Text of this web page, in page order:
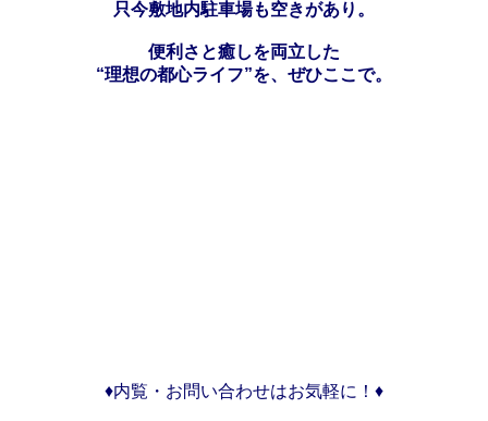
只今敷地内駐車場も空きがあり。
便利さと癒しを両立した
“理想の都心ライフ”を、ぜひここで。
♦内覧・お問い合わせはお気軽に！♦